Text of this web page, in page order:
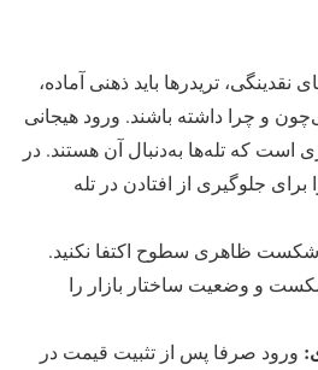
تریدرها باید ذهنی آماده،
و چرا داشته باشند. ورود هیجانی
است که تله‌ها به‌دنبال آن هستند. در
برای جلوگیری از افتادن در تله
شکست ظاهری سطوح اکتفا نکنید.
و وضعیت ساختار بازار را
ورود صرفا پس از تثبیت قیمت در